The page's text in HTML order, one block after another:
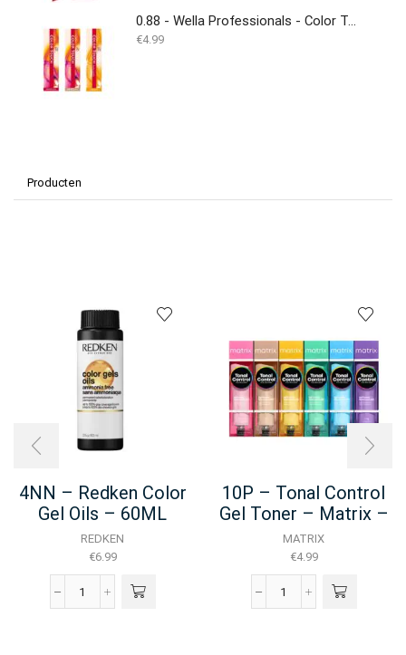
0.88 - Wella Professionals - Color Touch - 60ml
€4.99
Producten
4NN – Redken Color
Gel Oils – 60ML
REDKEN
€6.99
4NN
10P – Tonal Control
Gel Toner – Matrix –
90ml
MATRIX
€4.99
10P